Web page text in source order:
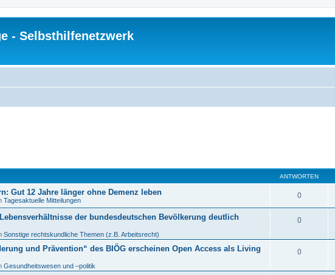
- Selbsthilfenetzwerk
ANTWORTEN
Gut 12 Jahre länger ohne Demenz leben
Tagesaktuelle Mitteilungen
0
der bundesdeutschen Bevölkerung deutlich
Sonstige rechtskundliche Themen (z.B. Arbeitsrecht)
0
und Prävention“ des BIÖG erscheinen Open Access als Living
Gesundheitswesen und –politik
0